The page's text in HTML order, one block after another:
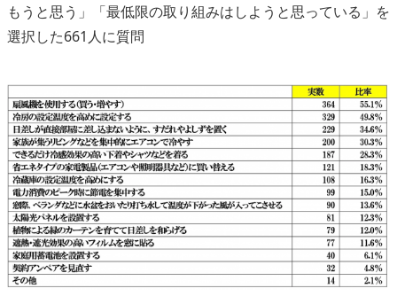
もうと思う」「最低限の取り組みはしようと思っている」を
選択した661人に質問